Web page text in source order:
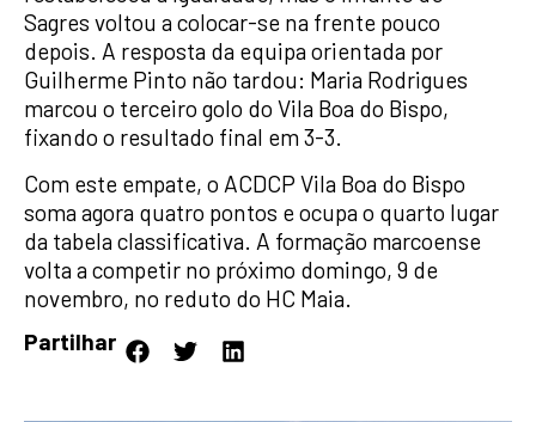
Sagres voltou a colocar-se na frente pouco
depois. A resposta da equipa orientada por
Guilherme Pinto não tardou: Maria Rodrigues
marcou o terceiro golo do Vila Boa do Bispo,
fixando o resultado final em 3-3.
Com este empate, o ACDCP Vila Boa do Bispo
soma agora quatro pontos e ocupa o quarto lugar
da tabela classificativa. A formação marcoense
volta a competir no próximo domingo, 9 de
novembro, no reduto do HC Maia.
Partilhar